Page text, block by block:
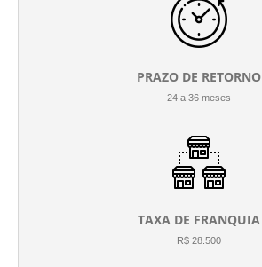
PRAZO DE RETORNO
24 a 36 meses
TAXA DE FRANQUIA
R$ 28.500